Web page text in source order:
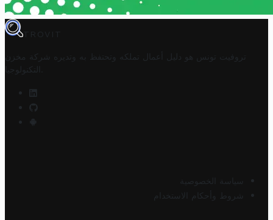
TROVIT
تروفيت تونس هو دليل أعمال تملكه وتحتفظ به وتديره
شركة مخزن
التكنولوجيا
سياسة الخصوصية
شروط وأحكام الاستخدام